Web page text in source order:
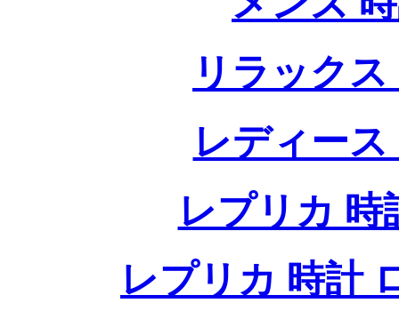
リラック
レディー
レプリカ 時
レプリカ 時計